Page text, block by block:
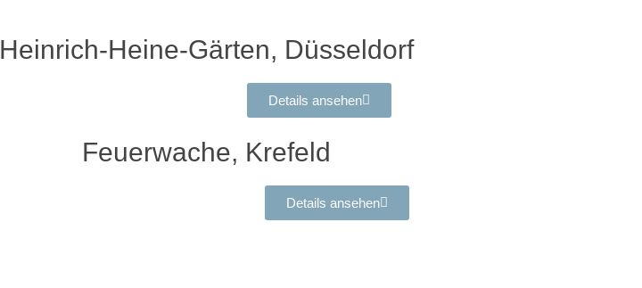
Heinrich-Heine-Gärten, Düsseldorf
Details ansehen
Feuerwache, Krefeld
Details ansehen